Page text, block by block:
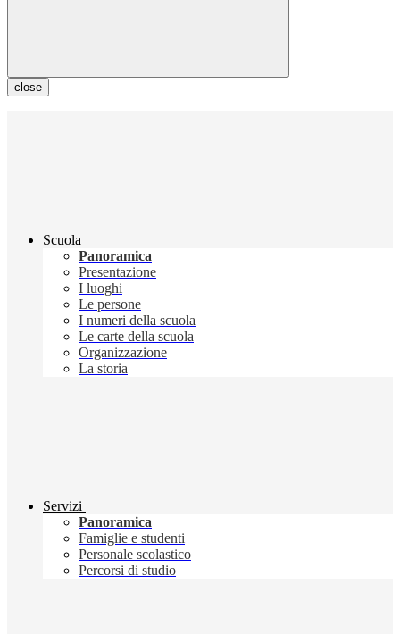
close
Scuola
Panoramica
Presentazione
I luoghi
Le persone
I numeri della scuola
Le carte della scuola
Organizzazione
La storia
Servizi
Panoramica
Famiglie e studenti
Personale scolastico
Percorsi di studio